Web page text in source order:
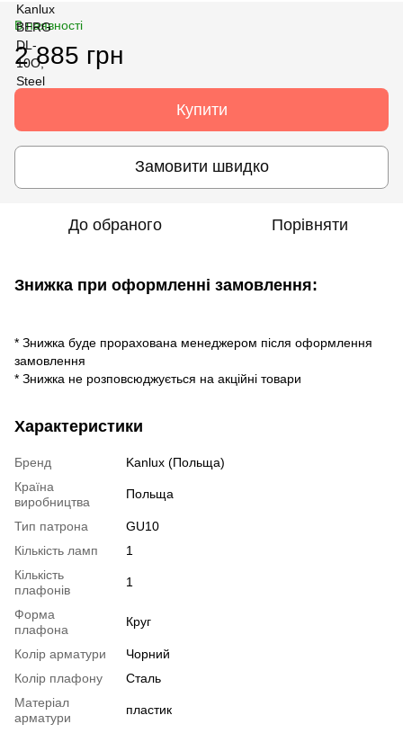
В наявності
2 885 грн
Купити
Замовити швидко
До обраного Порівняти
Знижка при оформленні замовлення:
* Знижка буде прорахована менеджером після оформлення
замовлення
* Знижка не розповсюджується на акційні товари
Характеристики
Бренд
Kanlux (Польща)
Країна
виробництва
Польща
Тип патрона
GU10
Кількість ламп
1
Кількість
плафонів
1
Форма
плафона
Круг
Колір арматури
Чорний
Колір плафону
Сталь
Матеріал
арматури
пластик